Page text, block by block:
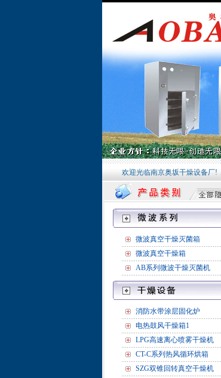
欢迎光临南京奥坂干燥设备厂!
微波真空干燥灭菌箱
微波真空干燥箱
AB系列微波干燥灭菌机
消防水带涂层固化炉
电热鼓风干燥箱1
LPG高速离心喷雾干燥机
CT-C系列热风循环烘箱
SZG双锥回转真空干燥机